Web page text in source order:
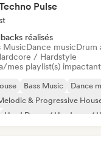
Pulse
réalisés
MusicDance musicDrum
/ Hardstyle
mes playlist(s)
Bass Music
Dance
& Progressive
Hard Dance / Hardcore /